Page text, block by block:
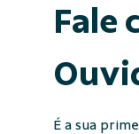
Fale
É a sua